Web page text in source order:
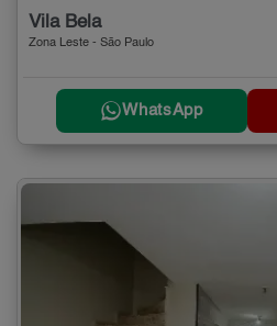
Vila Bela
Zona Leste - São Paulo
WhatsApp